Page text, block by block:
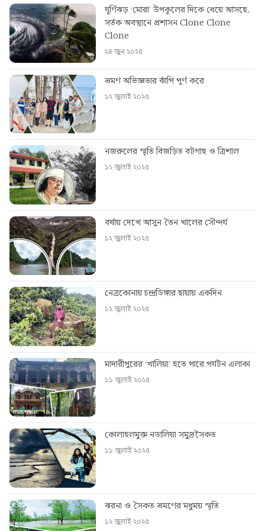
ঘূর্ণিঝড় ‘মোরা’ উপকূলের দিকে ধেয়ে আসছে,
সর্তক অবস্থানে প্রশাসন Clone Clone
Clone
২৪ জুন ২০২৫
ভ্রমণ অভিজ্ঞতার ঝাঁপি পূর্ণ করে
১২ জুলাই ২০২৫
নজরুলের স্মৃতি বিজড়িত বটগাছ ও ত্রিশাল
১২ জুলাই ২০২৫
বর্ষায় দেখে আসুন তৈন খালের সৌন্দর্য
১২ জুলাই ২০২৫
নেত্রকোনায় চন্দ্রডিঙ্গার ছায়ায় একদিন
১২ জুলাই ২০২৫
মাদারীপুরের ‘খালিয়া’ হতে পারে পর্যটন এলাকা
১১ জুলাই ২০২৫
কোলাহলমুক্ত নডালিয়া সমুদ্রসৈকত
১১ জুলাই ২০২৫
ঝরনা ও সৈকত ভ্রমণের মধুময় স্মৃতি
১২ জুলাই ২০২৫